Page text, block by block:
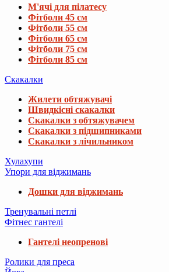
М'ячі для пілатесу
Фітболи 45 см
Фітболи 55 см
Фітболи 65 см
Фітболи 75 см
Фітболи 85 см
Скакалки
Жилети обтяжувачі
Швидкісні скакалки
Скакалки з обтяжувачем
Скакалки з підшипниками
Скакалки з лічильником
Хулахупи
Упори для віджимань
Дошки для віджимань
Тренувальні петлі
Фітнес гантелі
Гантелі неопренові
Ролики для преса